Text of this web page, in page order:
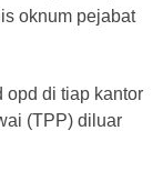
oknum pejabat
opd di tiap kantor
(TPP) diluar